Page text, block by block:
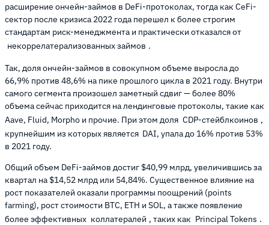
расширение ончейн-займов в DeFi-протоколах, тогда как CeFi-
сектор после кризиса 2022 года перешел к более строгим
стандартам риск-менеджмента и практически отказался от
некоррелатерализованных займов .
Так, доля ончейн-займов в совокупном объеме выросла до
66,9% против 48,6% на пике прошлого цикла в 2021 году. Внутри
самого сегмента произошел заметный сдвиг — более 80%
объема сейчас приходится на лендинговые протоколы, такие как
Aave, Fluid, Morpho и прочие. При этом доля CDP-стейблкоинов ,
крупнейшим из которых является DAI, упала до 16% против 53%
в 2021 году.
Общий объем DeFi-займов достиг $40,99 млрд, увеличившись за
квартал на $14,52 млрд или 54,84%. Существенное влияние на
рост показателей оказали программы поощрений (points
farming), рост стоимости BTC, ETH и SOL, а также появление
более эффективных коллатералей , таких как Principal Tokens .